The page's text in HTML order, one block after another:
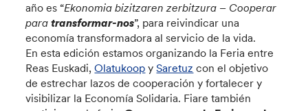
año es “Ekonomia bizitzaren zerbitzura – Cooperar
paratransformar-nos”, para reivindicar una
economía transformadora al servicio de la vida.
En esta edición estamos organizando la Feria entre
Reas Euskadi,Olatukoop ySaretuz con el objetivo
de estrechar lazos de cooperación y fortalecer y
visibilizar la Economía Solidaria. Fiare también